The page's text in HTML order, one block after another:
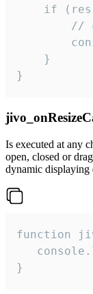
if
//
    }
}
Is executed at any
open, closed or
dynamic displaying
function
}